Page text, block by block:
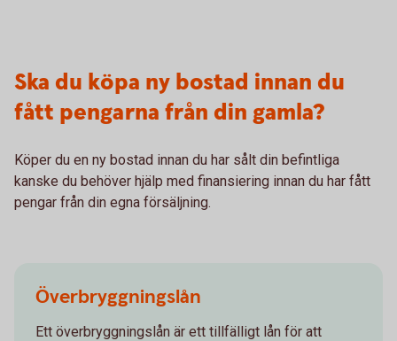
Ska du köpa ny bostad innan du
fått pengarna från din gamla?
Köper du en ny bostad innan du har sålt din befintliga
kanske du behöver hjälp med finansiering innan du har fått
pengar från din egna försäljning.
Överbryggningslån
Ett överbryggningslån är ett tillfälligt lån för att